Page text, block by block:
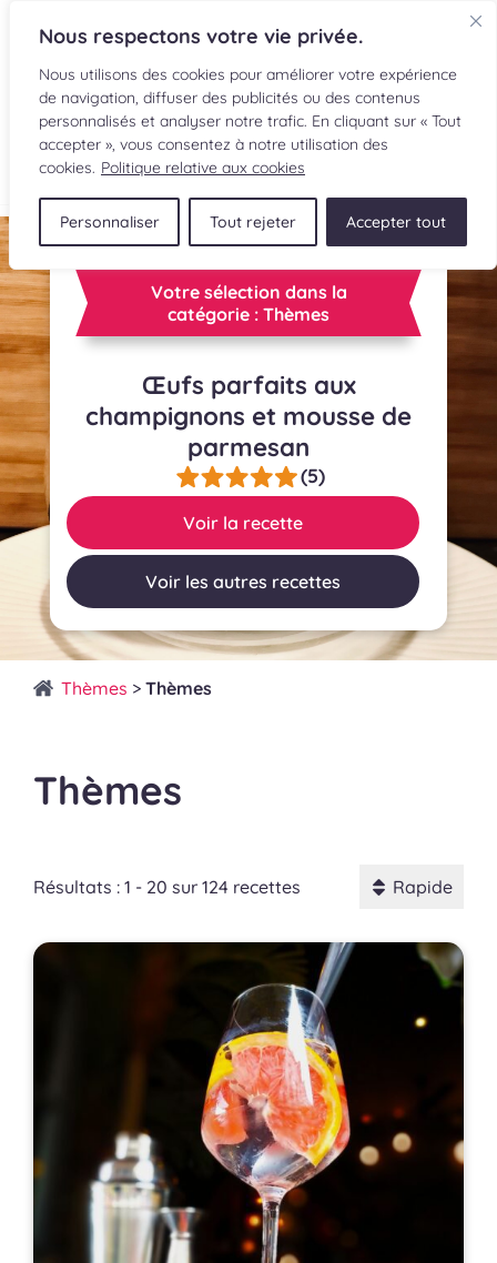
Nous respectons votre vie privée.
Nous utilisons des cookies pour améliorer votre expérience
de navigation, diffuser des publicités ou des contenus
personnalisés et analyser notre trafic. En cliquant sur « Tout
accepter », vous consentez à notre utilisation des
cookies. Politique relative aux cookies
Personnaliser Tout rejeter Accepter tout
EN
RECETTES
INGRÉDIENTS
LECTURES CULINAIRES
SOUMETTRE UNE RECETTE
BOUTIQUE
Votre sélection dans la
catégorie : Thèmes
Œufs parfaits aux
champignons et mousse de
parmesan
(5)
Voir la recette
Voir les autres recettes
Thèmes > Thèmes
Thèmes
Résultats : 1 - 20 sur 124 recettes Rapide